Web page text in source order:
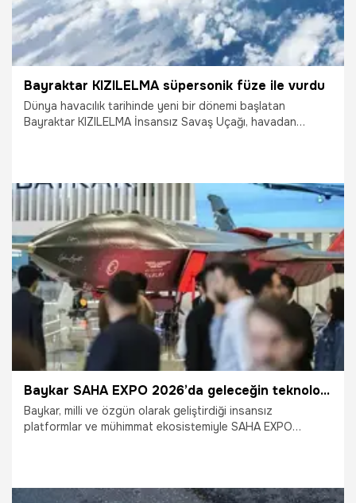
Bayraktar KIZILELMA süpersonik füze ile vurdu
Dünya havacılık tarihinde yeni bir dönemi başlatan
Bayraktar KIZILELMA İnsansız Savaş Uçağı, havadan
başarıyla vurdu.
13.07.2026 Gündem
Baykar SAHA EXPO 2026’da geleceğin teknolojilerini sergileyecek
Baykar, milli ve özgün olarak geliştirdiği insansız
platformlar ve mühimmat ekosistemiyle SAHA EXPO
Sivrisinek ilk kez görücüye çıkacak.